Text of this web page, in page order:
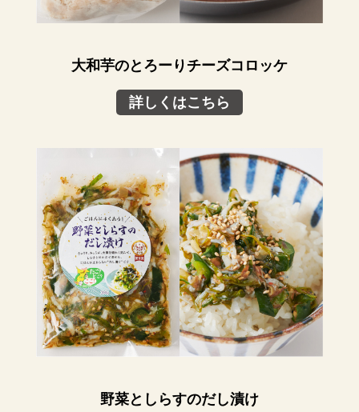
大和芋のとろーりチーズコロッケ
詳しくはこちら
野菜としらすのだし漬け